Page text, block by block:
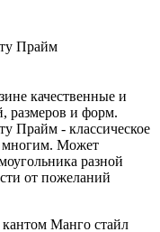
Прайм
качественные и
размеров и форм.
Прайм - классическое
многим. Может
разной
от пожеланий